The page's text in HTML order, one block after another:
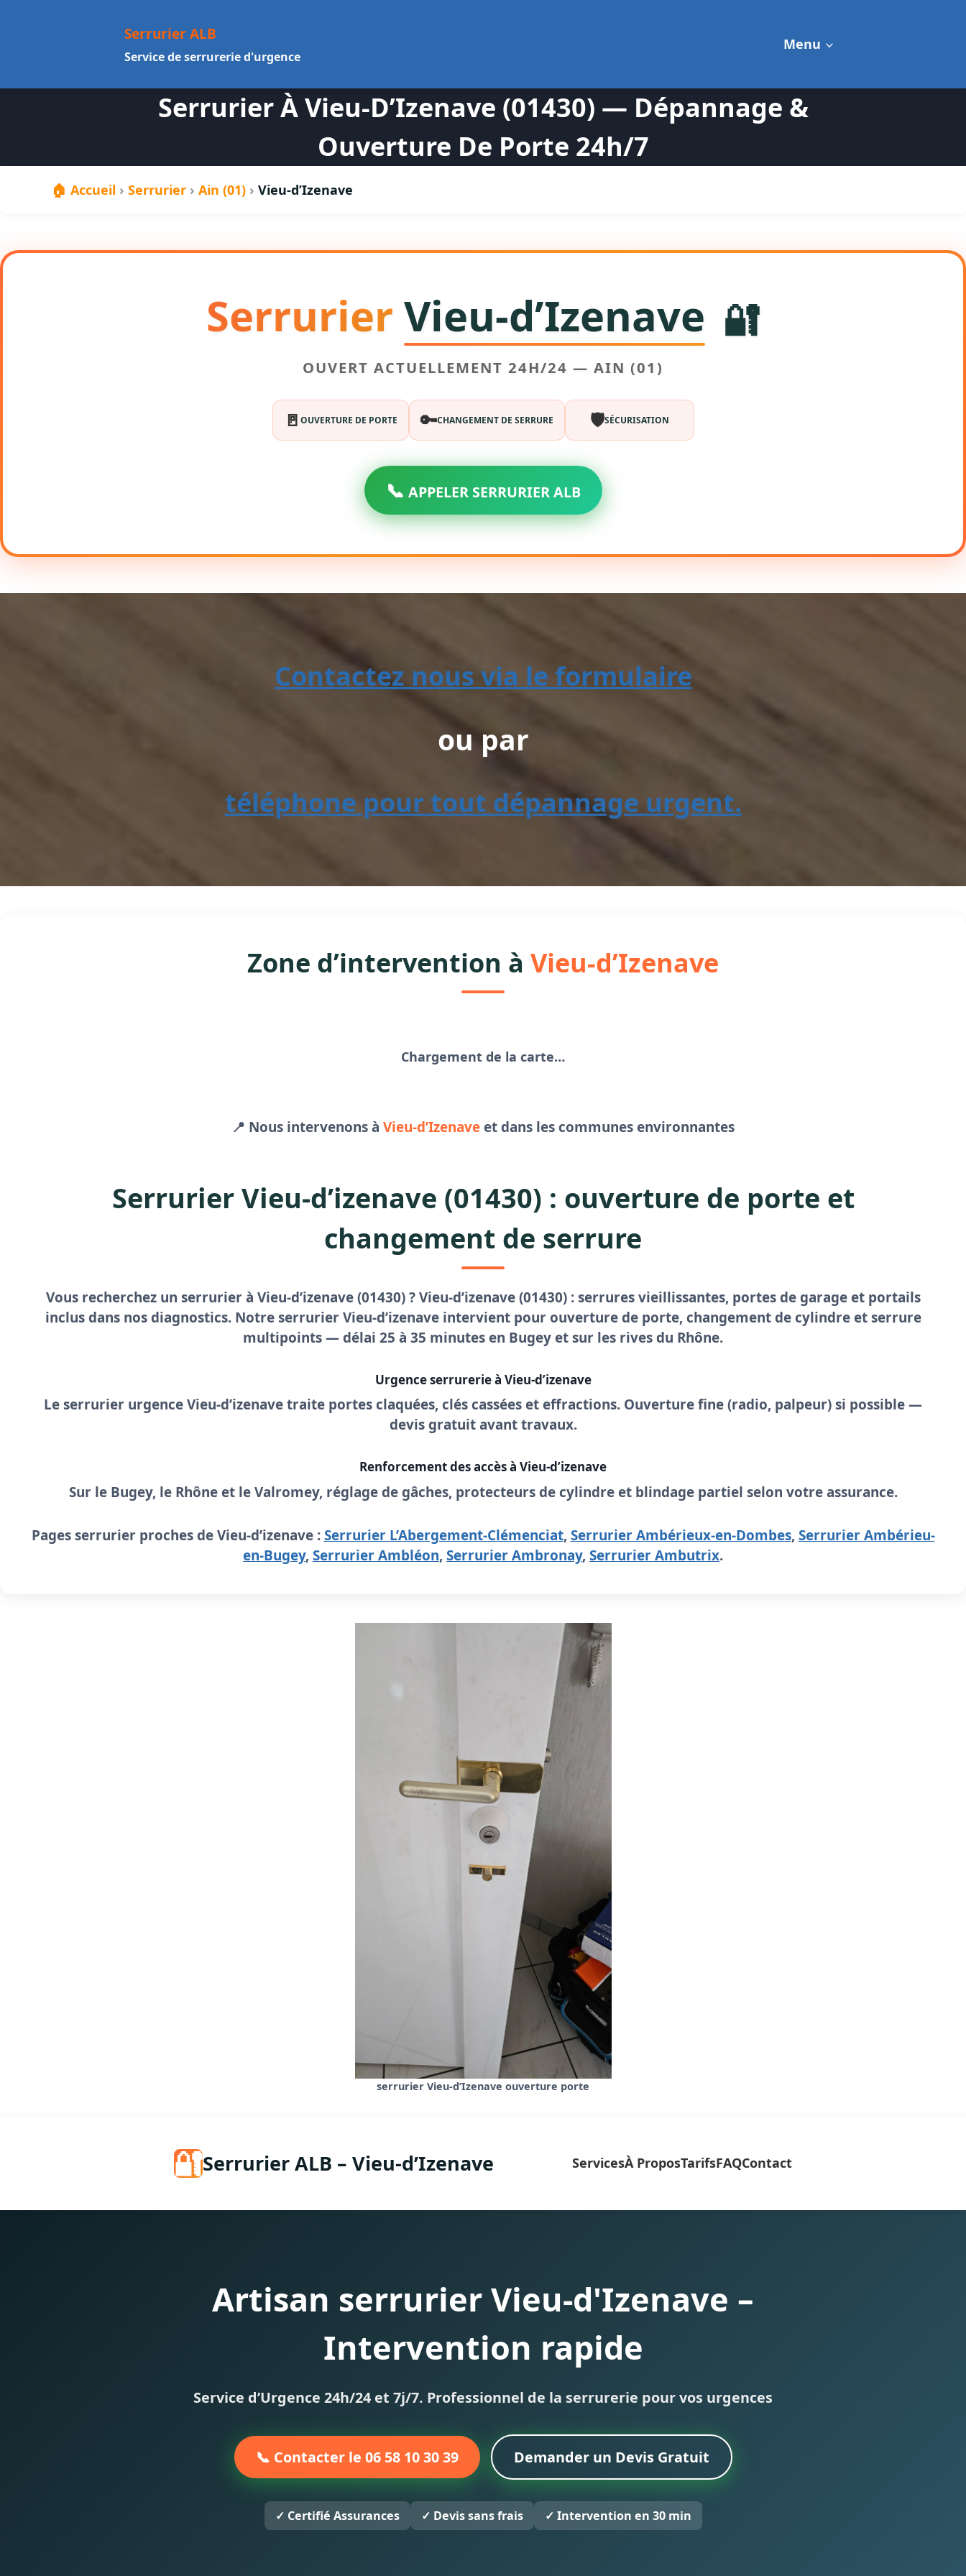
Serrurier ALB
Service de serrurerie d'urgence
Menu
Serrurier À Vieu-D’Izenave (01430) — Dépannage &
Ouverture De Porte 24h/7
🏠 Accueil › Serrurier › Ain (01) › Vieu-d’Izenave
Serrurier Vieu-d’Izenave 🔐
OUVERT ACTUELLEMENT 24H/24 — AIN (01)
🚪 OUVERTURE DE PORTE 🔑CHANGEMENT DE SERRURE 🛡️SÉCURISATION
📞 APPELER SERRURIER ALB
Contactez nous via le formulaire
ou par
téléphone pour tout dépannage urgent.
Zone d’intervention à Vieu-d’Izenave
Chargement de la carte…
📍 Nous intervenons à Vieu-d’Izenaveet dans les communes environnantes
Serrurier Vieu-d’izenave (01430) : ouverture de porte et
changement de serrure
Vous recherchez un serrurier à Vieu-d’izenave(01430) ? Vieu-d’izenave (01430) : serrures vieillissantes, portes de garage et portails
inclus dans nos diagnostics. Notre serrurier Vieu-d’izenaveintervient pour ouverture de porte, changement de cylindre et serrure
multipoints — délai 25 à 35 minutesen Bugey et sur les rives du Rhône.
Urgence serrurerie à Vieu-d’izenave
Le serrurier urgence Vieu-d’izenavetraite portes claquées, clés cassées et effractions. Ouverture fine (radio, palpeur) si possible —
devis gratuitavant travaux.
Renforcement des accès à Vieu-d’izenave
Sur le Bugey, le Rhône et le Valromey, réglage de gâches, protecteurs de cylindre et blindage partiel selon votre assurance.
Pages serrurier proches de Vieu-d’izenave :Serrurier L’Abergement-Clémenciat, Serrurier Ambérieux-en-Dombes, Serrurier Ambérieu-
en-Bugey, Serrurier Ambléon, Serrurier Ambronay, Serrurier Ambutrix.
serrurier Vieu-d’Izenave ouverture porte
🔐Serrurier ALB – Vieu-d’Izenave ServicesÀ ProposTarifsFAQContact
Artisan serrurier Vieu-d'Izenave –
Intervention rapide
Service d’Urgence 24h/24 et 7j/7. Professionnel de la serrurerie pour vos urgences
📞 Contacter le 06 58 10 30 39 Demander un Devis Gratuit
✓ Certifié Assurances ✓ Devis sans frais ✓ Intervention en 30 min